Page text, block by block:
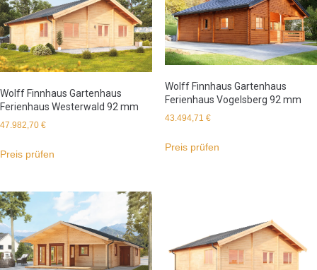
Wolff Finnhaus Gartenhaus
Ferienhaus Westerwald 92 mm
47.982,70 €
Preis prüfen
Wolff Finnhaus Gartenhaus
Ferienhaus Vogelsberg 92 mm
43.494,71 €
Preis prüfen